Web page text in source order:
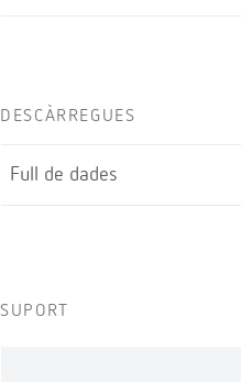
DESCÀRREGUES
Full de dades
SUPORT